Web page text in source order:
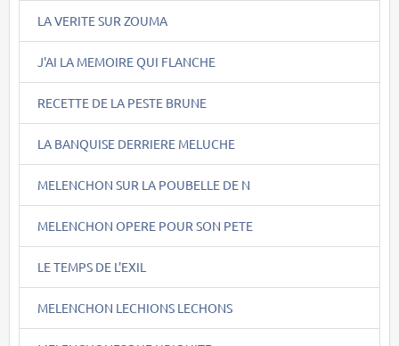
LA VERITE SUR ZOUMA
J'AI LA MEMOIRE QUI FLANCHE
RECETTE DE LA PESTE BRUNE
LA BANQUISE DERRIERE MELUCHE
MELENCHON SUR LA POUBELLE DE N
MELENCHON OPERE POUR SON PETE
LE TEMPS DE L'EXIL
MELENCHON LECHIONS LECHONS